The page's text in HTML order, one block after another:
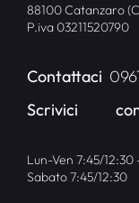
88100 Catanzaro
P.iva 03211520790
Contattaci
Scrivici
Lun-Ven 7:45/12:30
Sabato 7:45/12:30